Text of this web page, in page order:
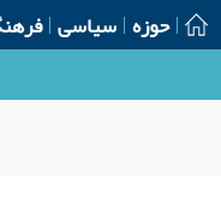
حوزه سیاسی